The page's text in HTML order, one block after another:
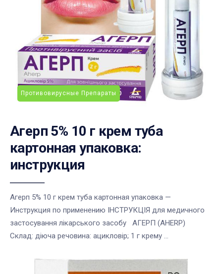
Противовирусные Препараты
Агерп 5% 10 г крем туба
картонная упаковка:
инструкция
Агерп 5% 10 г крем туба картонная упаковка —
Инструкция по применению ІНСТРУКЦІЯ для медичного
застосування лікарського засобу АГЕРП (AHERP)
Склад: діюча речовина: ацикловір; 1 г крему ...